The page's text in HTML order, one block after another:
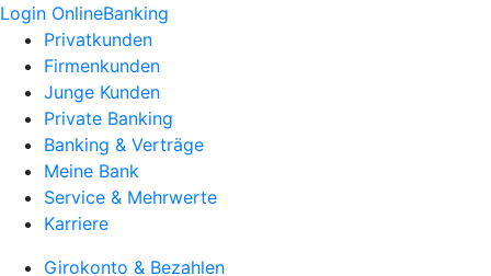
Login OnlineBanking
Privatkunden
Firmenkunden
Junge Kunden
Private Banking
Banking & Verträge
Meine Bank
Service & Mehrwerte
Karriere
Girokonto & Bezahlen